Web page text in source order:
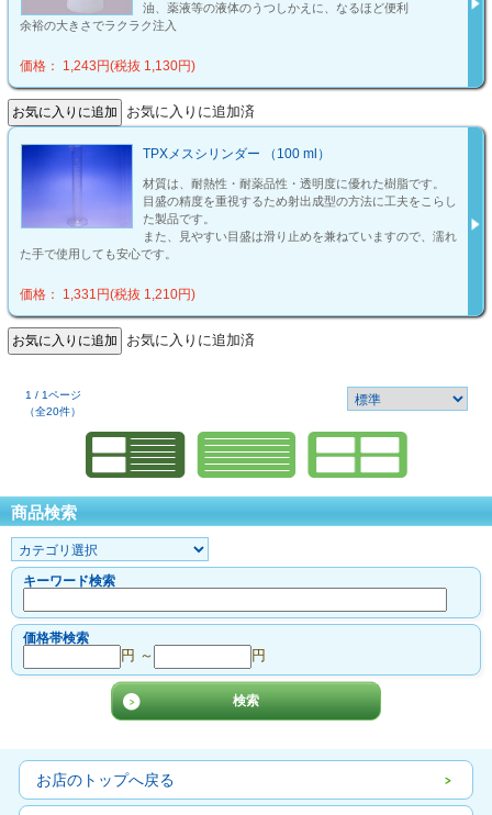
油、薬液等の液体のうつしかえに、なるほど便利
余裕の大きさでラクラク注入
価格： 1,243円(税抜 1,130円)
お気に入りに追加済
TPXメスシリンダー （100 ml）
材質は、耐熱性・耐薬品性・透明度に優れた樹脂です。
目盛の精度を重視するため射出成型の方法に工夫をこらし
た製品です。
また、見やすい目盛は滑り止めを兼ねていますので、濡れ
た手で使用しても安心です。
価格： 1,331円(税抜 1,210円)
お気に入りに追加済
1 / 1ページ
（全20件）
商品検索
キーワード検索
価格帯検索
円 ～ 円
お店のトップへ戻る